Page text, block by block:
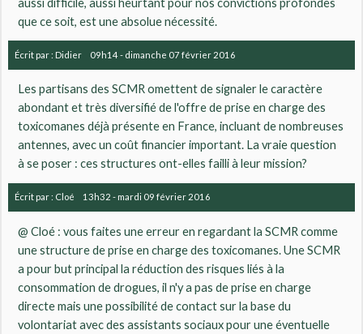
aussi difficile, aussi heurtant pour nos convictions profondes
que ce soit, est une absolue nécessité.
Écrit par : Didier 09h14- dimanche 07février 2016
Les partisans des SCMR omettent de signaler le caractère
abondant et très diversifié de l'offre de prise en charge des
toxicomanes déjà présente en France, incluant de nombreuses
antennes, avec un coût financier important. La vraie question
à se poser : ces structures ont-elles failli à leur mission?
Écrit par : Cloé 13h32 - mardi 09 février 2016
@ Cloé : vous faites une erreur en regardant la SCMR comme
une structure de prise en charge des toxicomanes. Une SCMR
a pour but principal la réduction des risques liés à la
consommation de drogues, il n'y a pas de prise en charge
directe mais une possibilité de contact sur la base du
volontariat avec des assistants sociaux pour une éventuelle